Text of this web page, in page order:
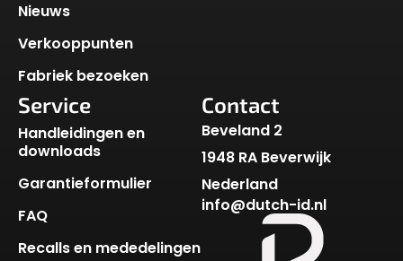
Nieuws
Verkooppunten
Fabriek bezoeken
Service
Handleidingen en
downloads
Garantieformulier
FAQ
Recalls en mededelingen
Contact
Beveland 2
1948 RA Beverwijk
Nederland
info@dutch-id.nl